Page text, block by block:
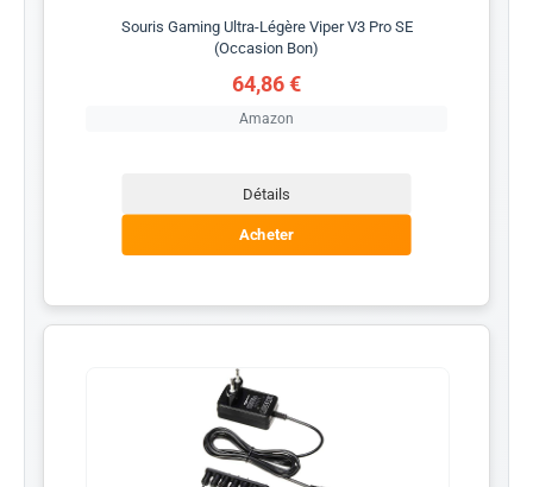
Souris Gaming Ultra-Légère Viper V3 Pro SE
(Occasion Bon)
64,86 €
Amazon
Détails
Acheter